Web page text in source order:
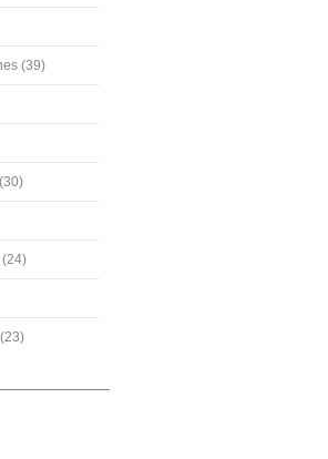
(39)
(24)